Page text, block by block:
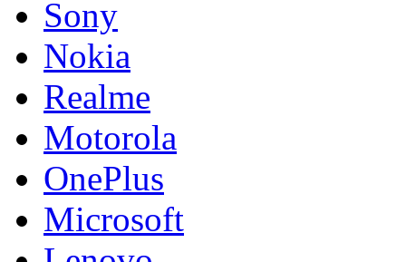
Sony
Nokia
Realme
Motorola
OnePlus
Microsoft